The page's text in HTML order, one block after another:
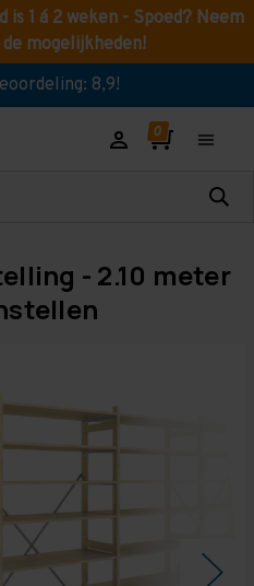
1 á 2 weken - Spoed? Neem
mogelijkheden!
8,9!
- 2.10 meter